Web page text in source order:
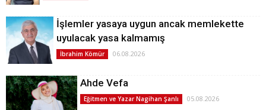
İşlemler yasaya uygun ancak memlekette
uyulacak yasa kalmamış
İbrahim Kömür 06.08.2026
Ahde Vefa
Eğitmen ve Yazar Nagihan Şanlı 05.08.2026